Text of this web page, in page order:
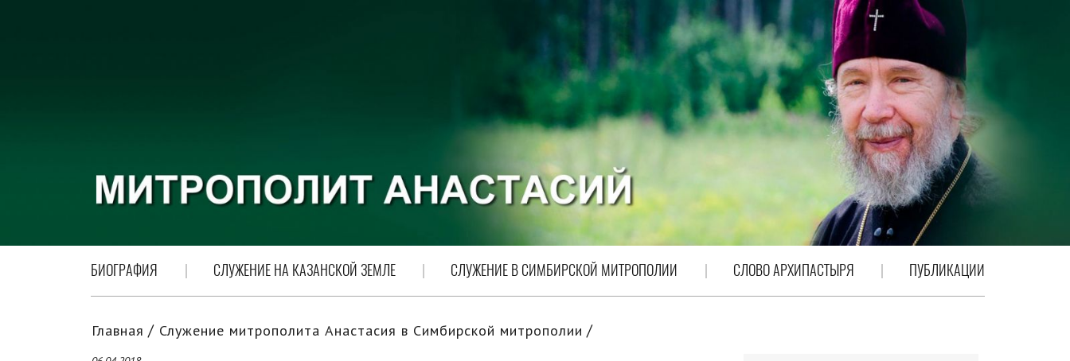
БИОГРАФИЯ СЛУЖЕНИЕ НА КАЗАНСКОЙ ЗЕМЛЕ СЛУЖЕНИЕ В СИМБИРСКОЙ МИТРОПОЛИИ СЛОВО АРХИПАСТЫРЯ ПУБЛИКАЦИИ
Главная Служение митрополита Анастасия в Симбирской митрополии